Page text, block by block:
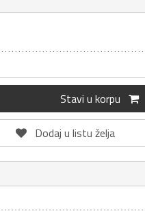
Stavi u korpu
Dodaj u listu želja